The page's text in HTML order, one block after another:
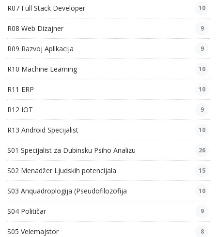
R07 Full Stack Developer 10
R08 Web Dizajner 9
R09 Razvoj Aplikacija 9
R10 Machine Learning 10
R11 ERP 10
R12 IOT 9
R13 Android Specijalist 10
S01 Specijalist za Dubinsku Psiho Analizu 26
S02 Menadžer Ljudskih potencijala 15
S03 Anquadroplogija (Pseudofilozofija 10
S04 Političar 9
S05 Velemajstor 8